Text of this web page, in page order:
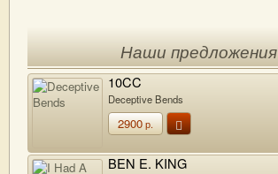
Наши предложения
10CC
Deceptive Bends
2900р.
BEN E. KING